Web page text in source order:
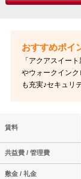
「アクアスイー
やウォークイン
も充実♪セキュリ
賃料
共益費 / 管理費
敷金 / 礼金